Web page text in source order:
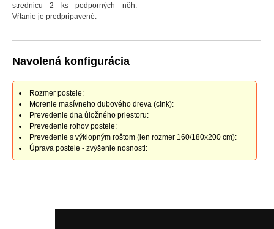
strednicu 2 ks podporných nôh.
Vŕtanie je predpripavené.
Navolená konfigurácia
Rozmer postele:
Morenie masívneho dubového dreva (cink):
Prevedenie dna úložného priestoru:
Prevedenie rohov postele:
Prevedenie s výklopným roštom (len rozmer 160/180x200 cm):
Úprava postele - zvýšenie nosnosti: